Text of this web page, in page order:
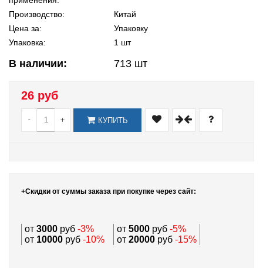
Производство:
Китай
Цена за:
Упаковку
Упаковка:
1 шт
В наличии: 713 шт
26 руб
- + КУПИТЬ
+Скидки от суммы заказа при покупке через сайт:
от 3000 руб -3% от 5000 руб -5%
от 10000 руб -10% от 20000 руб -15%